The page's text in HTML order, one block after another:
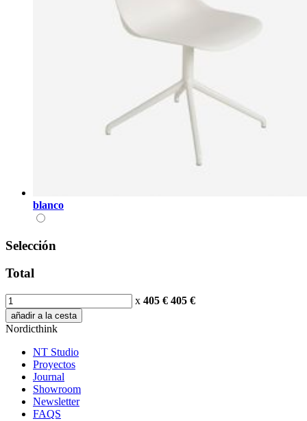
blanco
Selección
Total
x 405 € 405 €
añadir a la cesta
Nordicthink
NT Studio
Proyectos
Journal
Showroom
Newsletter
FAQS